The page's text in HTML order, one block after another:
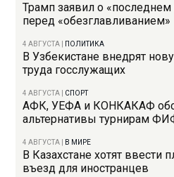
Трамп заявил о
перед «обезглавливанием»
4 АВГУСТА ПОЛИТИКА
В Узбекистане внедрят
труда госслужащих
4 АВГУСТА СПОРТ
АФК, УЕФА и КОНКАКАФ
альтернативы турнирам
4 АВГУСТА В МИРЕ
В Казахстане хотят ввести
въезд для иностранцев